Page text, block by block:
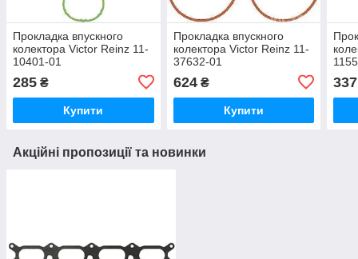
Прокладка впускного
колектора Victor Reinz 11-
10401-01
285 ₴
Купити
Прокладка впускного
колектора Victor Reinz 11-
37632-01
624₴
Купити
Акційні пропозиції та новинки